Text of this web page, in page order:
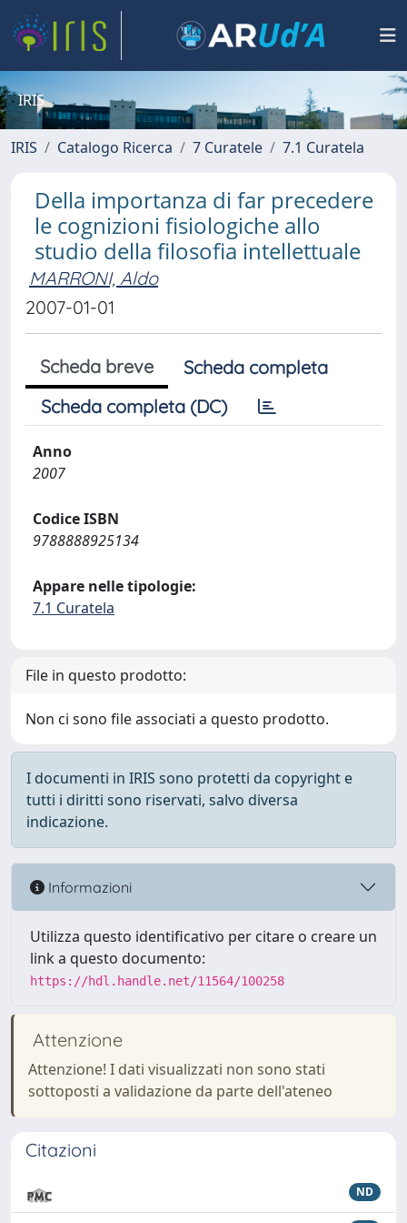
IRIS
IRIS Catalogo Ricerca 7 Curatele 7.1 Curatela
Della importanza di far precedere
le cognizioni fisiologiche allo
studio della filosofia intellettuale
MARRONI, Aldo
2007-01-01
Scheda breve
Scheda completa
Scheda completa (DC)
Anno
2007
Codice ISBN
9788888925134
Appare nelle tipologie:
7.1 Curatela
File in questo prodotto:
Non ci sono file associati a questo prodotto.
I documenti in IRIS sono protetti da copyright e
tutti i diritti sono riservati, salvo diversa
indicazione.
Informazioni
Utilizza questo identificativo per citare o creare un
link a questo documento:
https://hdl.handle.net/11564/100258
Attenzione
Attenzione! I dati visualizzati non sono stati
sottoposti a validazione da parte dell'ateneo
Citazioni
ND